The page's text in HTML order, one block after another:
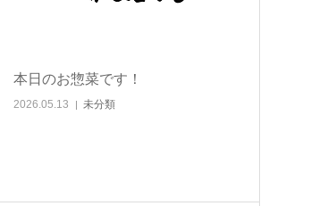
本日のお惣菜です！
2026.05.13 未分類